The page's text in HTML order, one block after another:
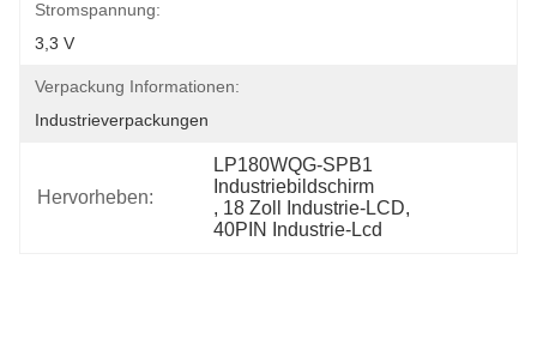
Stromspannung:
3,3 V
Verpackung Informationen:
Industrieverpackungen
Hervorheben:
LP180WQG-SPB1
Industriebildschirm
, 18 Zoll Industrie-LCD,
40PIN Industrie-Lcd